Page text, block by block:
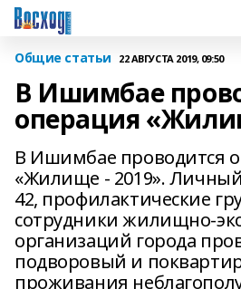
Общие статьи 22 АВГУСТА 2019, 09:50
В Ишимбае
операция
В Ишимбае проводится
«Жилище - 2019».
42, профилактические
сотрудники жилищно-
организаций города
подворовый и
проживания